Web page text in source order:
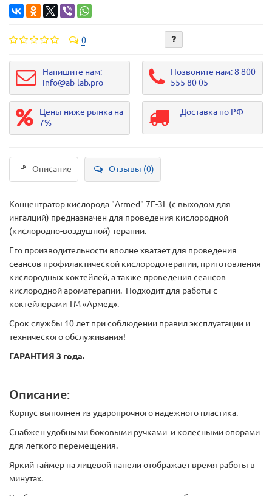
0
Напишите нам:
info@ab-lab.pro
Позвоните нам: 8 800
555 80 05
Цены ниже рынка на
7%
Доставка по РФ
Описание Отзывы (0)
Концентратор кислорода "Armed" 7F-3L (с выходом для
ингалций) предназначен для проведения кислородной
(кислородно-воздушной) терапии.
Его производительности вполне хватает для проведения
сеансов профилактической кислородотерапии, приготовления
кислородных коктейлей, а также проведения сеансов
кислородной ароматерапии. Подходит для работы с
коктейлерами ТМ «Армед».
Срок службы 10 лет при соблюдении правил эксплуатации и
технического обслуживания!
ГАРАНТИЯ 3 года.
Описание:
Корпус выполнен из ударопрочного надежного пластика.
Снабжен удобными боковыми ручками и колесными опорами
для легкого перемещения.
Яркий таймер на лицевой панели отображает время работы в
минутах.